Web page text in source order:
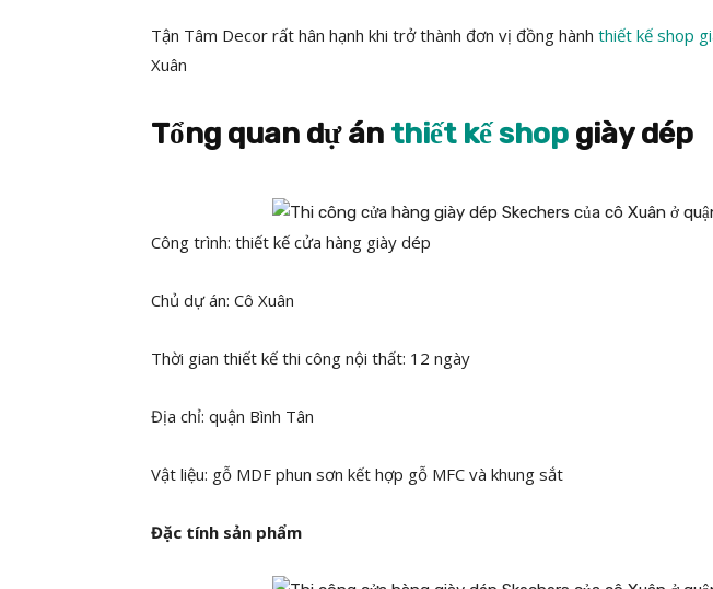
Tận Tâm Decor rất hân hạnh khi trở thành đơn vị đồng hành thiết kế shop
Xuân
Tổng quan dự án thiết kế shop giày dép
Công trình: thiết kế cửa hàng giày dép
Chủ dự án: Cô Xuân
Thời gian thiết kế thi công nội thất: 12 ngày
Địa chỉ: quận Bình Tân
Vật liệu: gỗ MDF phun sơn kết hợp gỗ MFC và khung sắt
Đặc tính sản phẩm